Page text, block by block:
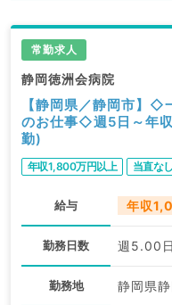
常勤求人
静岡徳洲会病院
【静岡県／静岡市】◇
のお仕事◇週5日～年
勤)
年収1,800万円以上 当直なし
給与 年収
勤務日数 週5.00日
勤務地 静岡県